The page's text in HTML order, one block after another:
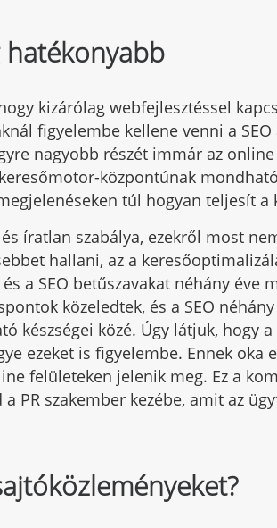
hatékonyabb
kizárólag webfejlesztéssel
figyelembe kellene venni a SEO
nagyobb részét immár az
központúnak
túl hogyan teljesít
íratlan szabálya, ezekről most
hallani, az a
a SEO betűszavakat néhány éve
közeledtek, és a SEO
készségei közé. Úgy látjuk, hogy
ezeket is figyelembe. Ennek oka
felületeken jelenik meg. Ez a
PR szakember kezébe, amit az